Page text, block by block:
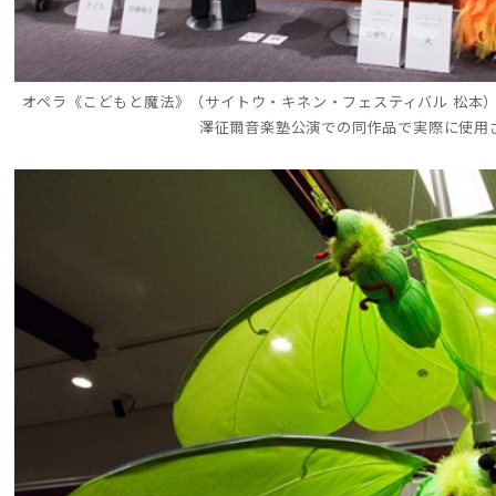
オペラ《こどもと魔法》（サイトウ・キネン・フェスティバル 松本
澤征爾音楽塾公演での同作品で実際に使用